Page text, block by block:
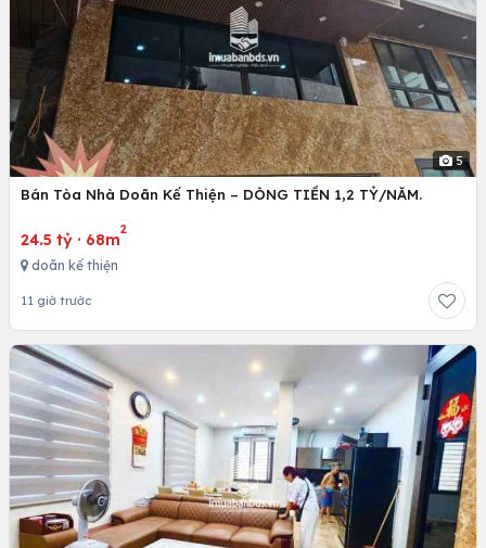
5
Bán Tòa Nhà Doãn Kế Thiện – DÒNG TIỀN 1,2 TỶ/NĂM.
24.5 tỷ · 68m
2
doãn kế thiện
11 giờ trước